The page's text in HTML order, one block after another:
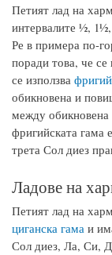
Петият лад на
интервалите ½,
Ре в примера по-
поради това, че
се използва
обикновена и
между
фригийската
трета Сол диез
Ладове на
Петият лад на
циганска гама и
Сол диез, Ла, Си,